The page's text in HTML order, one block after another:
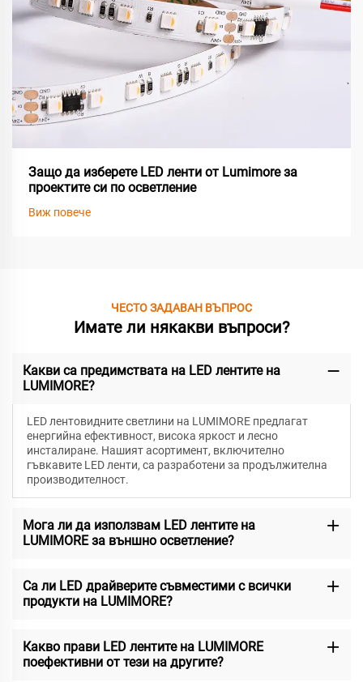
Защо да изберете LED ленти от Lumimore за
проектите си по осветление
Виж повече
ЧЕСТО ЗАДАВАН ВЪПРОС
Имате ли някакви въпроси?
Какви са предимствата на LED лентите на
LUMIMORE?
LED лентовидните светлини на LUMIMORE предлагат
енергийна ефективност, висока яркост и лесно
инсталиране. Нашият асортимент, включително
гъвкавите LED ленти, са разработени за продължителна
производителност.
Мога ли да използвам LED лентите на
LUMIMORE за външно осветление?
Са ли LED драйверите съвместими с всички
продукти на LUMIMORE?
Какво прави LED лентите на LUMIMORE
поефективни от тези на другите?